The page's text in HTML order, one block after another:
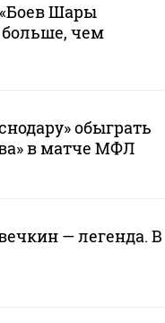
Шары
больше, чем
обыграть
в матче МФЛ
— легенда. В